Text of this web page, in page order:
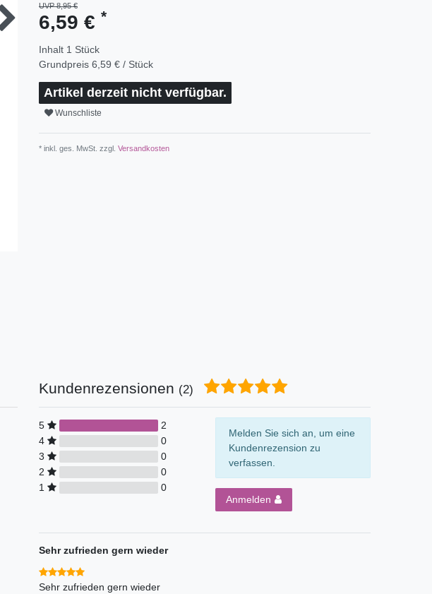
UVP 8,95 €
6,59 € *
Inhalt 1 Stück
Grundpreis 6,59 € / Stück
Artikel derzeit nicht verfügbar.
Wunschliste
* inkl. ges. MwSt. zzgl. Versandkosten
Kundenrezensionen (2)
5
2
4
0
3
0
2
0
1
0
Melden Sie sich an, um eine
Kundenrezension zu
verfassen.
Anmelden
Sehr zufrieden gern wieder
Sehr zufrieden gern wieder